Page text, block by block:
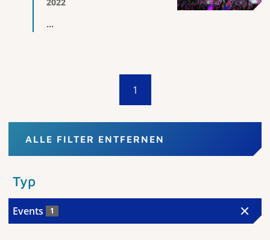
...
1
ALLE FILTER ENTFERNEN
Typ
Events 1